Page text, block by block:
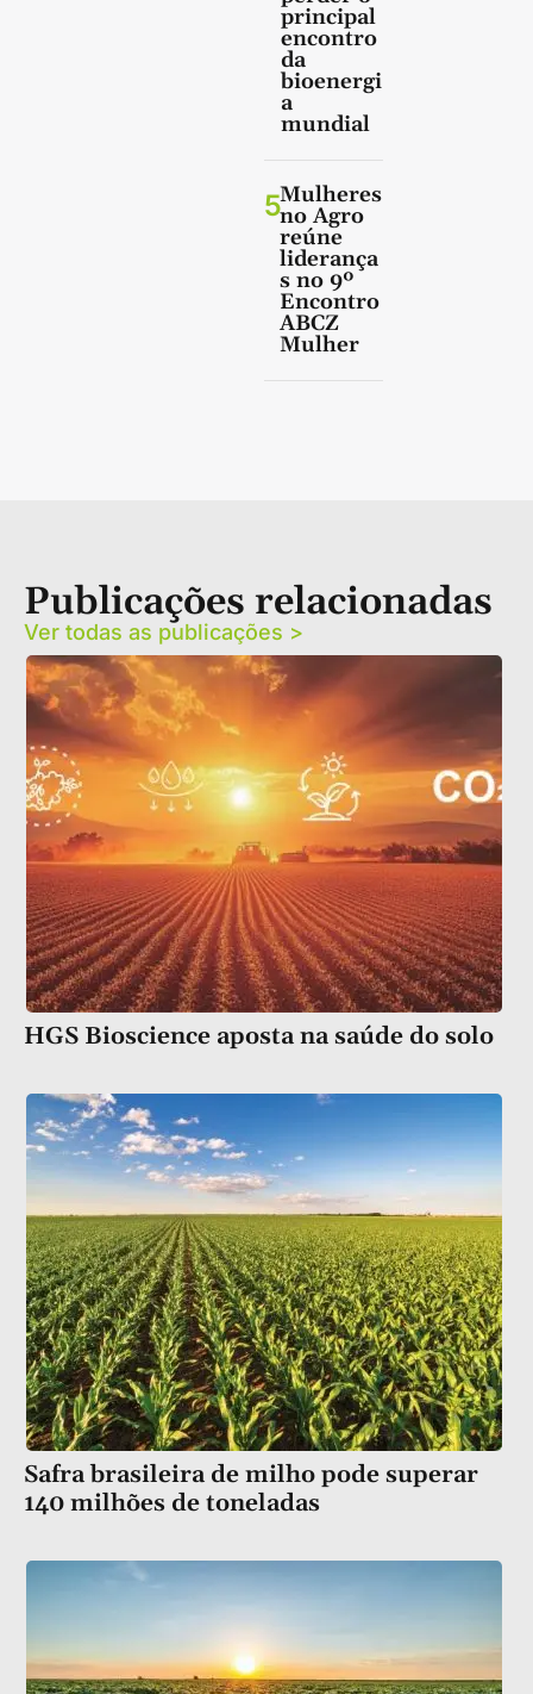
principal
encontro
da
bioenergi
a
mundial
5Mulheres
no Agro
reúne
liderança
s no 9º
Encontro
ABCZ
Mulher
Publicações relacionadas
Ver todas as publicações >
HGS Bioscience aposta na saúde do solo
Safra brasileira de milho pode superar
140 milhões de toneladas